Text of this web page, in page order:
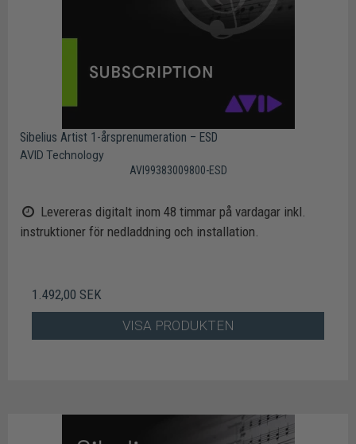
Sibelius Artist 1-årsprenumeration – ESD
AVID Technology
AVI99383009800-ESD
Levereras digitalt inom 48 timmar på vardagar inkl.
instruktioner för nedladdning och installation.
1.492,00 SEK
VISA PRODUKTEN